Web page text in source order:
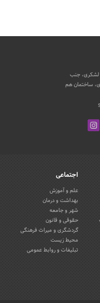
لشکری، جنب
ساختمان هم
اجتماعی
علم و آموزش
بهداشت و درمان
شهر و جامعه
حقوقی و قانون
گردشگری و میراث فرهنگی
محیط زیست
تبلیغات و روابط عمومی